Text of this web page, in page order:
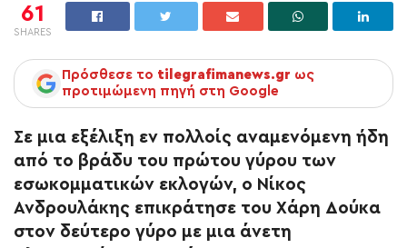
61
SHARES
Πρόσθεσε το tilegrafimanews.gr ως
προτιμώμενη πηγή στη Google
Σε μια εξέλιξη εν πολλοίς αναμενόμενη ήδη
από το βράδυ του πρώτου γύρου των
εσωκομματικών εκλογών, ο Νίκος
Ανδρουλάκης επικράτησε του Χάρη Δούκα
στον δεύτερο γύρο με μια άνετη